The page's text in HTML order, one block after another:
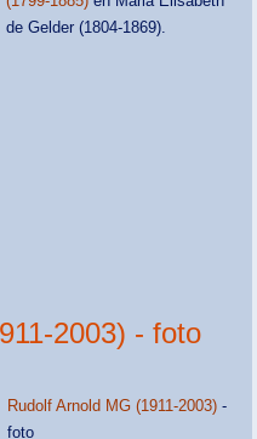
de Gelder (1804-1869).
2003) - foto
Rudolf Arnold MG (1911-2003) -
foto